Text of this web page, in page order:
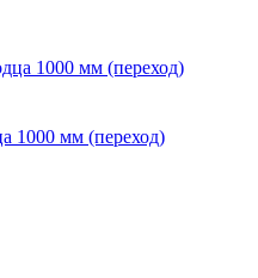
1000 мм (переход)